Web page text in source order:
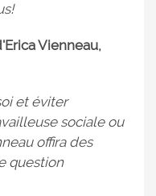
Vienneau,
et éviter
sociale ou
offira des
question